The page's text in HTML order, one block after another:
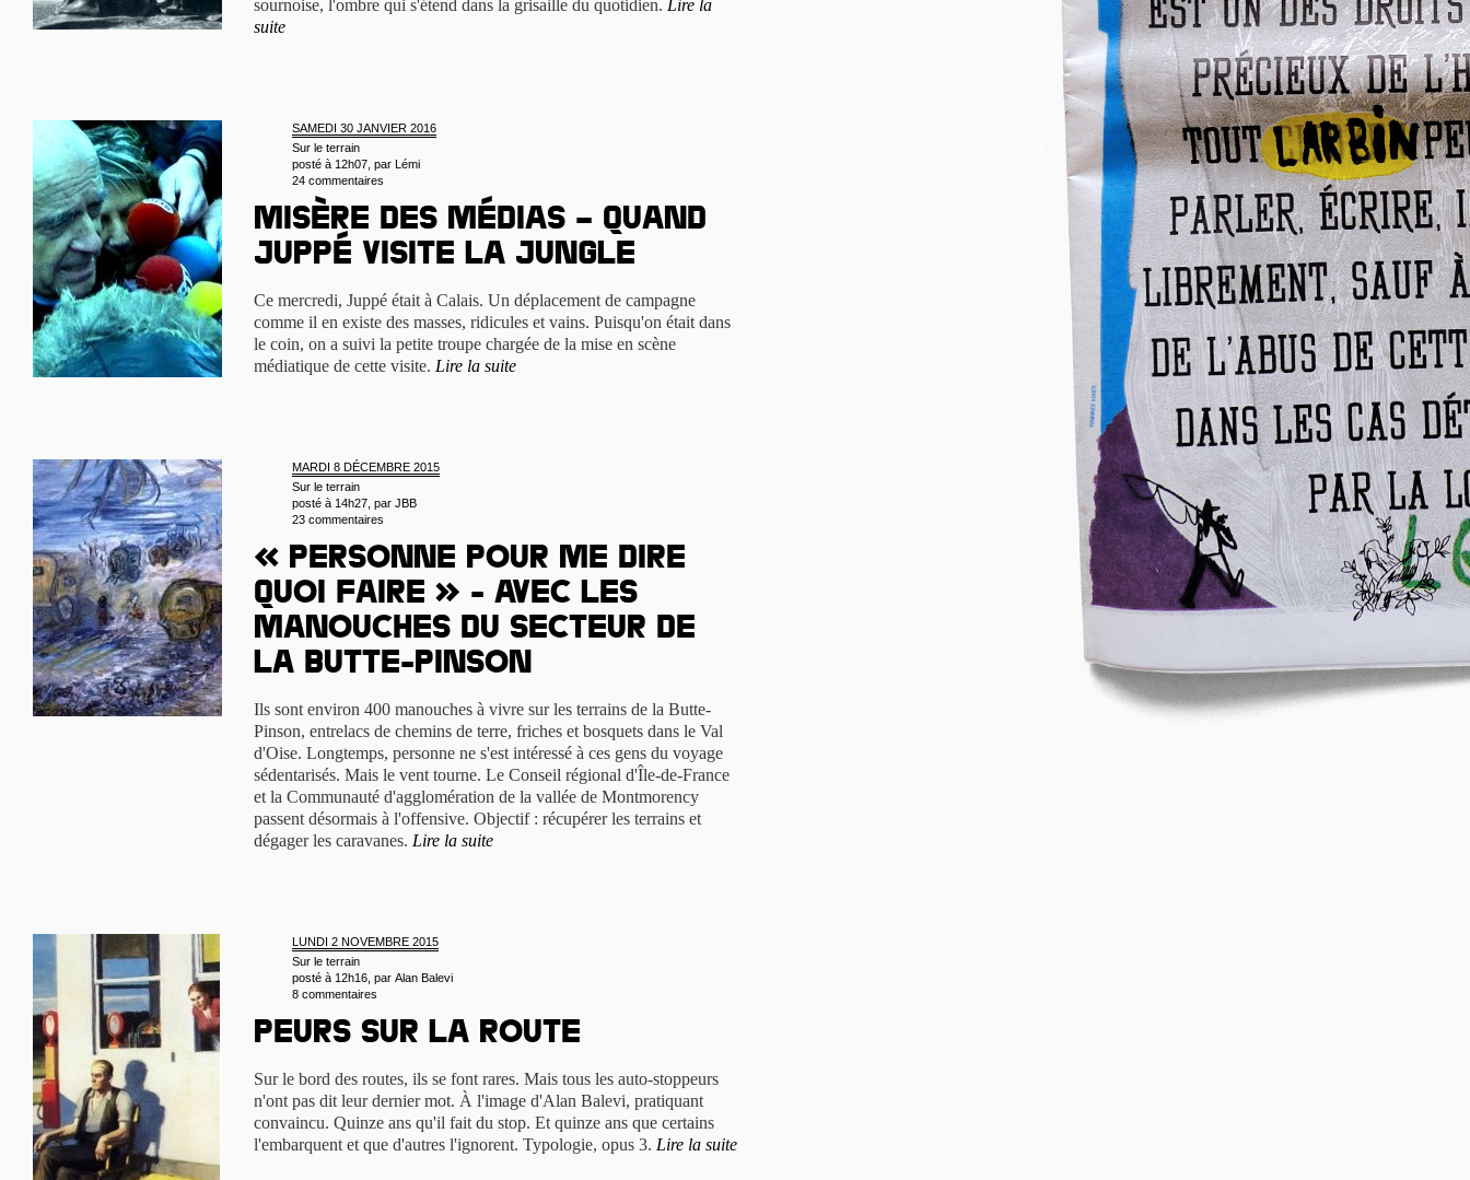
sournoise, l'ombre qui s'étend dans la grisaille du quotidien. Lire la
suite
SAMEDI 30 JANVIER 2016
Sur le terrain
posté à 12h07, par Lémi
24 commentaires
Misère des médias – Quand
Juppé visite la Jungle
Ce mercredi, Juppé était à Calais. Un déplacement de campagne
comme il en existe des masses, ridicules et vains. Puisqu'on était dans
le coin, on a suivi la petite troupe chargée de la mise en scène
médiatique de cette visite. Lire la suite
MARDI 8 DÉCEMBRE 2015
Sur le terrain
posté à 14h27, par JBB
23 commentaires
« Personne pour me dire
quoi faire » - Avec les
manouches du secteur de
la Butte-Pinson
Ils sont environ 400 manouches à vivre sur les terrains de la Butte-
Pinson, entrelacs de chemins de terre, friches et bosquets dans le Val
d'Oise. Longtemps, personne ne s'est intéressé à ces gens du voyage
sédentarisés. Mais le vent tourne. Le Conseil régional d'Île-de-France
et la Communauté d'agglomération de la vallée de Montmorency
passent désormais à l'offensive. Objectif : récupérer les terrains et
dégager les caravanes. Lire la suite
LUNDI 2 NOVEMBRE 2015
Sur le terrain
posté à 12h16, par Alan Balevi
8 commentaires
Peurs sur la route
Sur le bord des routes, ils se font rares. Mais tous les auto-stoppeurs
n'ont pas dit leur dernier mot. À l'image d'Alan Balevi, pratiquant
convaincu. Quinze ans qu'il fait du stop. Et quinze ans que certains
l'embarquent et que d'autres l'ignorent. Typologie, opus 3. Lire la suite